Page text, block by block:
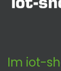
Im iot-